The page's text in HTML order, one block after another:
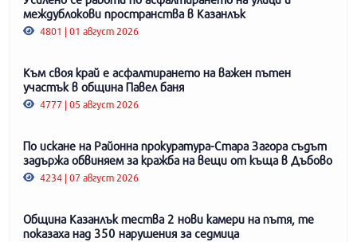
междублокови пространства в Казанлък
4801 | 01 август 2026
Към своя край е асфалтирането на важен пътен
участък в община Павел баня
4777 | 05 август 2026
По искане на Районна прокуратура-Стара Загора съдът
задържа обвиняем за кражба на вещи от къща в Дъбово
4234 | 07 август 2026
Община Казанлък тества 2 нови камери на пътя, те
показаха над 350 нарушения за седмица